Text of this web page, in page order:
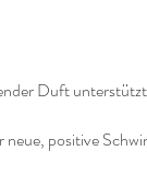
Duft
positive